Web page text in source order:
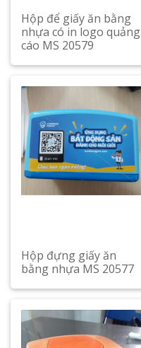
Hộp để giấy ăn bằng
nhựa có in logo quảng
cáo MS 20579
Hộp đựng giấy ăn
bằng nhựa MS 20577